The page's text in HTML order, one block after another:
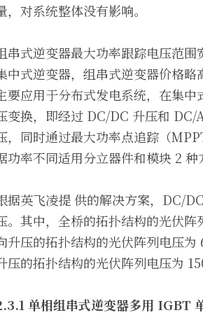
，对系统整体没有影响。
串式逆变器最大功率跟踪电压范
中式逆变器，组串式逆变器价格略
要应用于分布式发电系统，在集
变换，即经过 DC/DC 升压和
，同时通过最大功率点追踪（
功率不同适用分立器件和模块 2 种
据英飞凌提 供的解决方案，DC/
。其中，全桥的拓扑结构的光伏
升压的拓扑结构的光伏阵列电压
压的拓扑结构的光伏阵列电压为
单相组串式逆变器多用 IGBT